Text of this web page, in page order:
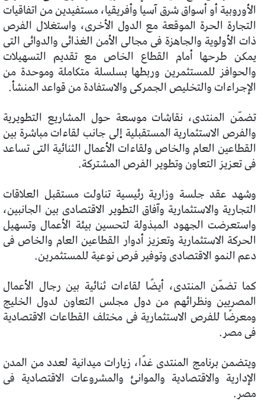
الأوروبية أو أسواق شرق آسيا وأفريقيا، مستفيدين من اتفاقيات
التجارة الحرة الموقعة مع الدول الأخرى، واستغلال الفرص
ذات الأولوية والجاهزة فى مجالى الأمن الغذائى والدوائى التى
يمكن طرحها أمام القطاع الخاص مع تقديم التسهيلات
والحوافز للمستثمرين وربطها بسلسلة متكاملة وموحدة من
الإجراءات والتخليص الجمركى والاستفادة من قواعد المنشأ.
تضمّن المنتدى، نقاشات موسعة حول المشاريع التطويرية
والفرص الاستثمارية المستقبلية إلى جانب لقاءات مباشرة بين
القطاعين العام والخاص ولقاءات الأعمال الثنائية التى تساعد
فى تعزيز التعاون وتطوير الفرص المشتركة.
وشهد عقد جلسة وزارية رئيسية تناولت مستقبل العلاقات
التجارية والاستثمارية وآفاق التطوير الاقتصادى بين الجانبين،
واستعرضت الجهود المبذولة لتحسين بيئة الأعمال وتسهيل
الحركة الاستثمارية وتعزيز أدوار القطاعين العام والخاص فى
دعم النمو الاقتصادى وتوفير فرص نوعية للمستثمرين.
كما تضمّن المنتدى، أيضًا لقاءات ثنائية بين رجال الأعمال
المصريين ونظرائهم من دول مجلس التعاون لدول الخليج
ومعرضًا للفرص الاستثمارية فى مختلف القطاعات الاقتصادية
فى مصر.
ويتضمن برنامج المنتدى غدًا، زيارات ميدانية لعدد من المدن
الإدارية والاقتصادية والموانئ والمشروعات الاقتصادية فى
مصر.